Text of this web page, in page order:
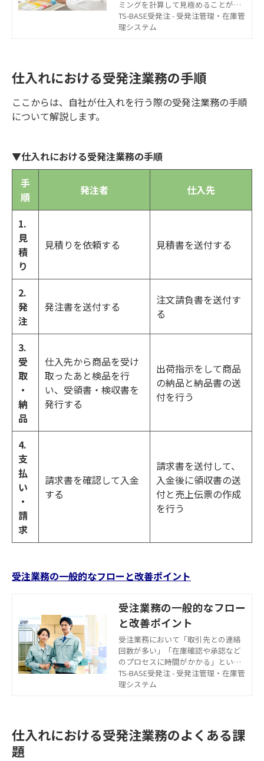
ミングを計算して見極めることが重
要です。この記事では、発注方式の
種類や在庫の最適化を図るための発
TS-BASE受発注 - 受発注管理・在庫管
理システム
仕入れにおける受発注業務の手順
ここからは、自社が仕入れを行う際の受発注業務の手順
について解説します。
▼仕入れにおける受発注業務の手順
手
順
発注者 仕入先
1.
見
積
り
見積りを依頼する 見積書を送付する
2.
発
注
発注書を送付する
注文請負書を送付す
る
3.
受
取
・
納
品
仕入先から商品を受け
取ったあと検品を行
い、受領書・検収書を
発行する
出荷指示をして商品
の納品と納品書の送
付を行う
4.
支
払
い
・
請
求
請求書を確認して入金
する
請求書を送付して、
入金後に領収書の送
付と売上伝票の作成
を行う
受注業務の一般的なフローと改善ポイント
受注業務の一般的なフロー
と改善ポイント
受注業務において「取引先との連絡
回数が多い」「在庫確認や承認など
のプロセスに時間がかかる」といっ
た課題はないでしょうか。受注フロ
ーが非効率になっている状況では、
ローとともに、改善するためのポイ
ントについて解説します。
TS-BASE受発注 - 受発注管理・在庫管
理システム
仕入れにおける受発注業務のよくある課
題